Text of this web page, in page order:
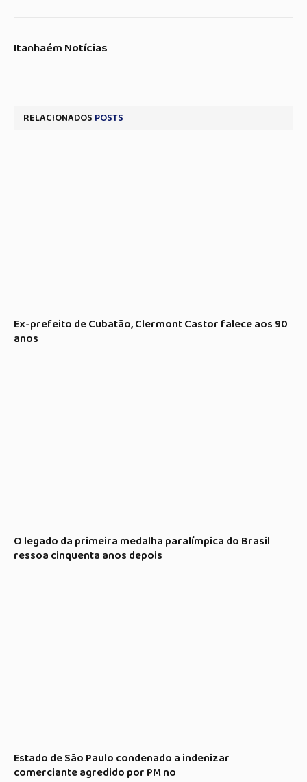
Itanhaém Notícias
RELACIONADOS POSTS
Ex-prefeito de Cubatão, Clermont Castor falece aos 90
anos
O legado da primeira medalha paralímpica do Brasil
ressoa cinquenta anos depois
Estado de São Paulo condenado a indenizar
comerciante agredido por PM no